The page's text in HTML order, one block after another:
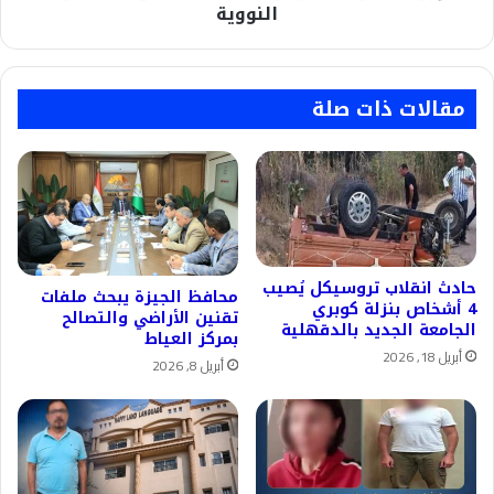
للأسلحة
الشفافية
النووية
مقالات ذات صلة
حادث انقلاب تروسيكل يُصيب
4 أشخاص بنزلة كوبري
الجامعة الجديد بالدقهلية
أبريل 18, 2026
محافظ الجيزة يبحث ملفات
تقنين الأراضي والتصالح
بمركز العياط
أبريل 8, 2026